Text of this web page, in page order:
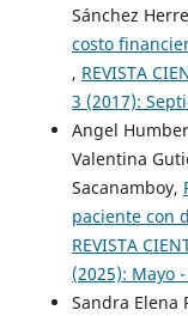
Sánchez
costo
, REVISTA
3 (2017):
Angel
Valentina
Sacanamboy,
paciente con
REVISTA
(2025): Mayo
Sandra Elena